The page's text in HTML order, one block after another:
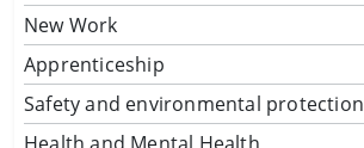
New Work
Apprenticeship
Safety and environmental protection